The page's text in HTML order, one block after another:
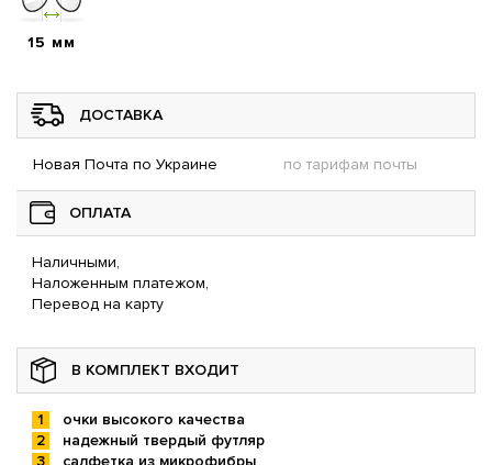
15 мм
ДОСТАВКА
Новая Почта по Украине по тарифам почты
ОПЛАТА
Наличными,
Наложенным платежом,
Перевод на карту
В КОМПЛЕКТ ВХОДИТ
очки высокого качества
надежный твердый футляр
салфетка из микрофибры